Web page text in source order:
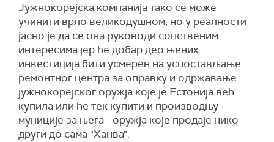
Јужнокорејска компанија тако се може
учинити врло великодушном, но у реалности
јасно је да се она руководи сопственим
интересима јер ће добар део њених
инвестиција бити усмерен на успостављање
ремонтног центра за оправку и одржавање
јужнокорејског оружја које је Естонија већ
купила или ће тек купити и производњу
муниције за њега - оружја које продаје нико
други до сама "Ханва".